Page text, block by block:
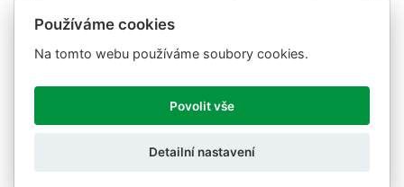
Znamionowe napięcie
wejściowe
10
apięcie wejściowe
Impedancja wejściowa
400 ± 20
Ohm
Používáme cookies
Na tomto webu používáme soubory cookies.
Povolit vše
Detailní nastavení